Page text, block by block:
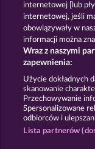
Zasady i
Nota prawna
internetowej [lub
internetowej, jeśli
obowiązywały w
informacji można
Wraz z naszymi
zapewnienia:
Użycie dokładnych
skanowanie
Przechowywanie
Spersonalizowane
odbiorców i
Lista partnerów